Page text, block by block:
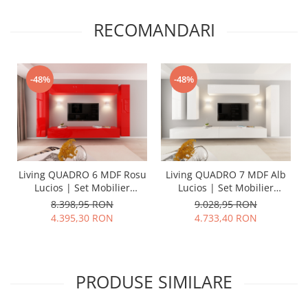
RECOMANDARI
-48%
Living QUADRO 6 MDF Rosu
Lucios | Set Mobilier
Modular Suspendat
Premium Configurabil
pentru un Living Modern
8.398,95 RON
4.395,30 RON
-48%
Living QUADRO 7 MDF Alb
Lucios | Set Mobilier
Modular Suspendat
Premium Configurabil
pentru un Living Modern
9.028,95 RON
4.733,40 RON
PRODUSE SIMILARE